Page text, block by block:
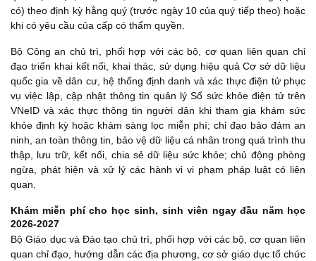
có) theo định kỳ hằng quý (trước ngày 10 của quý tiếp theo) hoặc
khi có yêu cầu của cấp có thẩm quyền.
Bộ Công an chủ trì, phối hợp với các bộ, cơ quan liên quan chỉ
đạo triển khai kết nối, khai thác, sử dụng hiệu quả Cơ sở dữ liệu
quốc gia về dân cư, hệ thống định danh và xác thực điện tử phục
vụ việc lập, cập nhật thông tin quản lý Sổ sức khỏe điện tử trên
VNeID và xác thực thông tin người dân khi tham gia khám sức
khỏe định kỳ hoặc khám sàng lọc miễn phí; chỉ đạo bảo đảm an
ninh, an toàn thông tin, bảo vệ dữ liệu cá nhân trong quá trình thu
thập, lưu trữ, kết nối, chia sẻ dữ liệu sức khỏe; chủ động phòng
ngừa, phát hiện và xử lý các hành vi vi phạm pháp luật có liên
quan.
Khám miễn phí cho học sinh, sinh viên ngay đầu năm học
2026-2027
Bộ Giáo dục và Đào tạo chủ trì, phối hợp với các bộ, cơ quan liên
quan chỉ đạo, hướng dẫn các địa phương, cơ sở giáo dục tổ chức